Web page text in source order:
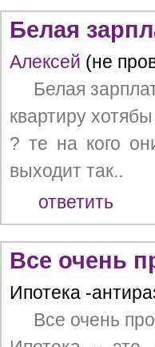
Белая
Алексей (не
Белая
квартиру
? те на кого
выходит так..
ответить
Все очень
Ипотека -
Все очень